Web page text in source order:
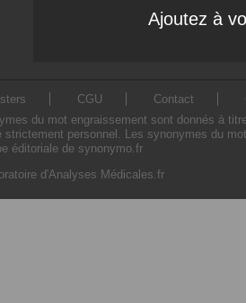
Ajoutez à
CGU Contact
du mot engraissement sont donnés à
personnel. Les synonymes du
éditoriale de synonymo.fr
d'Analyses Médicales.fr